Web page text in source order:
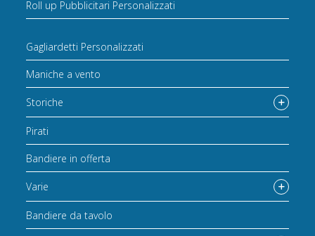
Roll up Pubblicitari Personalizzati
Gagliardetti Personalizzati
Maniche a vento
Storiche
Pirati
Bandiere in offerta
Varie
Bandiere da tavolo